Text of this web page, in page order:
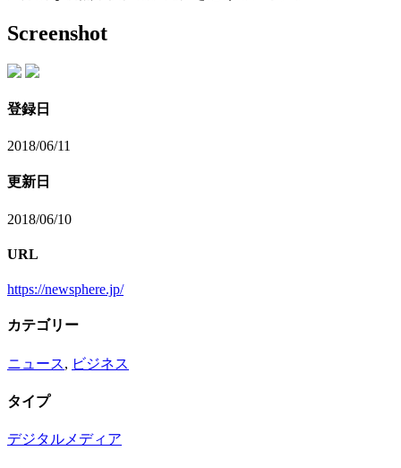
Screenshot
登録日
2018/06/11
更新日
2018/06/10
URL
https://newsphere.jp/
カテゴリー
ニュース, ビジネス
タイプ
デジタルメディア